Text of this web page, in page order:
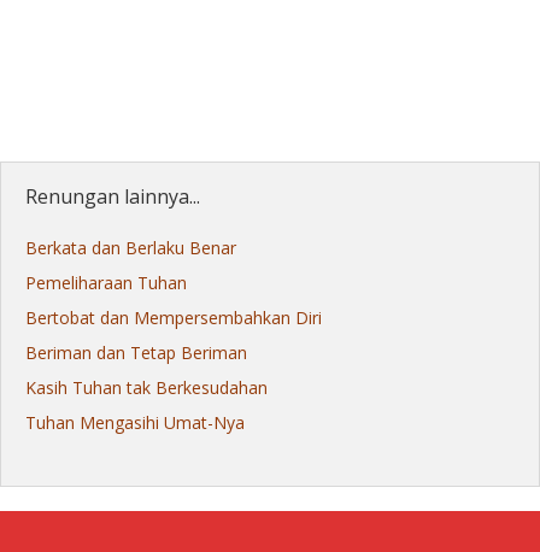
Renungan lainnya...
Berkata dan Berlaku Benar
Pemeliharaan Tuhan
Bertobat dan Mempersembahkan Diri
Beriman dan Tetap Beriman
Kasih Tuhan tak Berkesudahan
Tuhan Mengasihi Umat-Nya